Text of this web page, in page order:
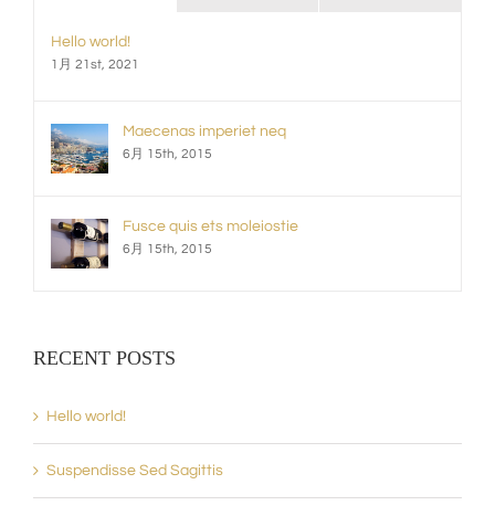
Hello world!
1月 21st, 2021
Maecenas imperiet neq
6月 15th, 2015
Fusce quis ets moleiostie
6月 15th, 2015
RECENT POSTS
Hello world!
Suspendisse Sed Sagittis